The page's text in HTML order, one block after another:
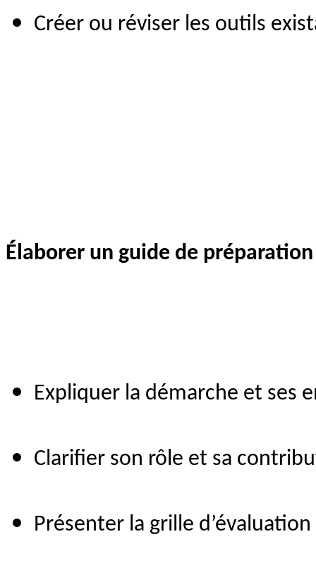
Créer ou réviser les outils
Élaborer un guide de
Expliquer la démarche et ses
Clarifier son rôle et sa
Présenter la grille